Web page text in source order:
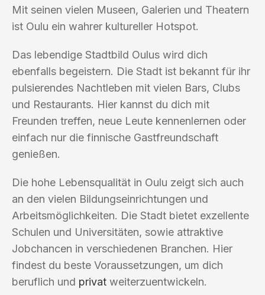
Mit seinen vielen Museen, Galerien und Theatern
ist Oulu ein wahrer kultureller Hotspot.
Das lebendige Stadtbild Oulus wird dich
ebenfalls begeistern. Die Stadt ist bekannt für ihr
pulsierendes Nachtleben mit vielen Bars, Clubs
und Restaurants. Hier kannst du dich mit
Freunden treffen, neue Leute kennenlernen oder
einfach nur die finnische Gastfreundschaft
genießen.
Die hohe Lebensqualität in Oulu zeigt sich auch
an den vielen Bildungseinrichtungen und
Arbeitsmöglichkeiten. Die Stadt bietet exzellente
Schulen und Universitäten, sowie attraktive
Jobchancen in verschiedenen Branchen. Hier
findest du beste Voraussetzungen, um dich
beruflich und privat weiterzuentwickeln.